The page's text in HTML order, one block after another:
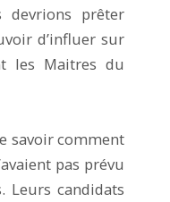
devrions prêter
d’influer sur
les Maitres du
savoir comment
pas prévu
Leurs candidats